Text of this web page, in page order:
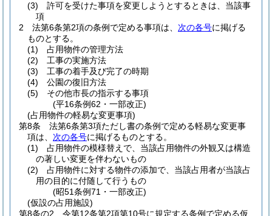
(3)
許可を受けた事項を変更しようとするときは、当該事
項
2
法第6条第2項の条例で定める事項は、 次の各号に掲げる
ものとする。
(1)
占用物件の管理方法
(2)
工事の実施方法
(3)
工事の着手及び完了の時期
(4)
公園の復旧方法
(5)
その他市長の指示する事項
(平16条例62・一部改正)
(占用物件の軽易な変更事項)
第8条
法第6条第3項ただし書の条例で定める軽易な変更事
項は、 次の各号に掲げるものとする。
(1)
占用物件の模様替えで、当該占用物件の外観又は構造
の著しい変更を伴わないもの
(2)
占用物件に対する物件の添加で、当該占用者が当該占
用の目的に付随して行うもの
(昭51条例71・一部改正)
(仮設の占用施設)
第8条の2
令第12条第2項第10号に規定する条例で定める仮